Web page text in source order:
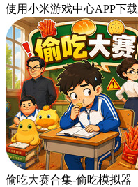
使用小米游戏中心APP下载
偷吃大赛合集-偷吃模拟器